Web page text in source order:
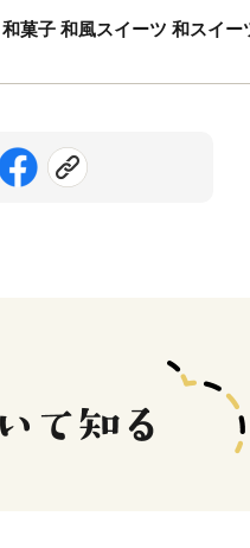
菓子 和風スイーツ 和スイ